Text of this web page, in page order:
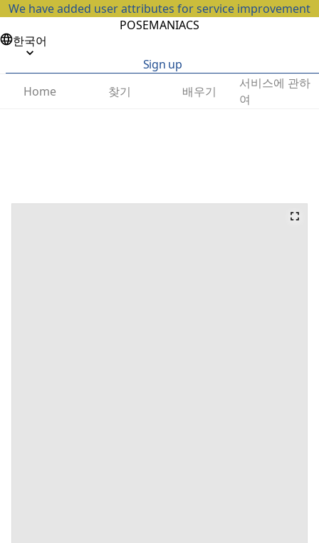
We have added user attributes for service improvement
POSEMANIACS
한국어
Sign up
Home
찾기 배우기
서비스에 관하
여